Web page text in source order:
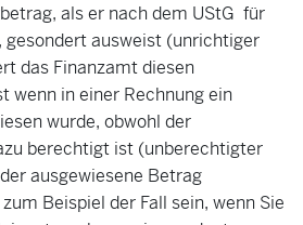
als er nach dem UStG für
gesondert ausweist (unrichtiger
das Finanzamt diesen
wenn in einer Rechnung ein
wurde, obwohl der
berechtigt ist (unberechtigter
ausgewiesene Betrag
Beispiel der Fall sein, wenn Sie